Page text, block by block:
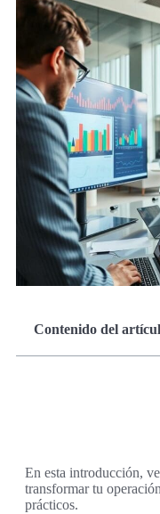
Contenido del
En esta introducción,
transformar tu
prácticos.